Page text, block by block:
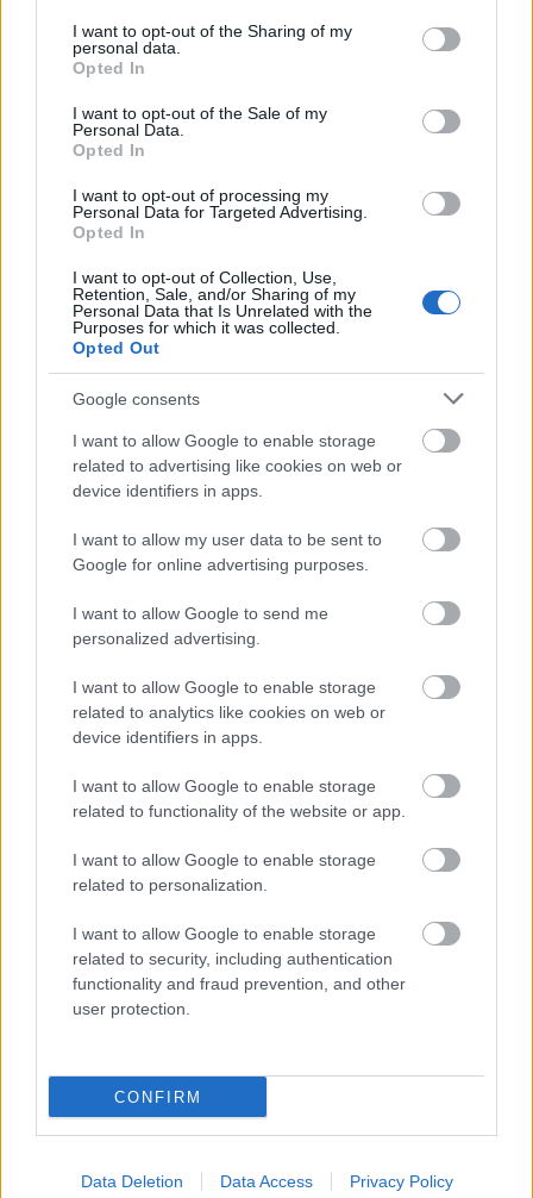
not limited to your visit or usage behaviour. You may click to
grant or deny consent to Google and its third-party tags to
use your data for below specified purposes in below Google
consent section.
I want to opt-out of the Sharing of my
personal data.
Opted In
I want to opt-out of the Sale of my
Personal Data.
Opted In
I want to opt-out of processing my
Personal Data for Targeted Advertising.
Opted In
I want to opt-out of Collection, Use,
Retention, Sale, and/or Sharing of my
Personal Data that Is Unrelated with the
Purposes for which it was collected.
Opted Out
Google consents
I want to allow Google to enable storage
related to advertising like cookies on web or
device identifiers in apps.
I want to allow my user data to be sent to
Google for online advertising purposes.
I want to allow Google to send me
personalized advertising.
I want to allow Google to enable storage
related to analytics like cookies on web or
device identifiers in apps.
I want to allow Google to enable storage
related to functionality of the website or app.
I want to allow Google to enable storage
related to personalization.
I want to allow Google to enable storage
related to security, including authentication
functionality and fraud prevention, and other
user protection.
CONFIRM
Data Deletion Data Access Privacy Policy
LÄHDE: Postimees
Tilaa uutiskirjeemme
Tilaa
LUETUIMMAT
LISÄÄ ARTIKKELEITA